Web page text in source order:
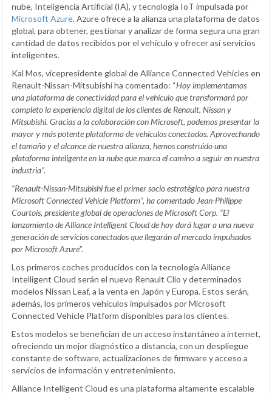
nube, Inteligencia Artificial (IA), y tecnología IoT impulsada por
Microsoft Azure. Azure ofrece a la alianza una plataforma de datos
global, para obtener, gestionar y analizar de forma segura una gran
cantidad de datos recibidos por el vehículo y ofrecer así servicios
inteligentes.
Kal Mos, vicepresidente global de Alliance Connected Vehicles en
Renault-Nissan-Mitsubishi ha comentado: “Hoy implementamos
una plataforma de conectividad para el vehículo que transformará por
completo la experiencia digital de los clientes de Renault, Nissan y
Mitsubishi. Gracias a la colaboración con Microsoft, podemos presentar la
mayor y más potente plataforma de vehículos conectados. Aprovechando
el tamaño y el alcance de nuestra alianza, hemos construido una
plataforma inteligente en la nube que marca el camino a seguir en nuestra
industria”.
“Renault-Nissan-Mitsubishi fue el primer socio estratégico para nuestra
Microsoft Connected Vehicle Platform”, ha comentado Jean-Philippe
Courtois, presidente global de operaciones de Microsoft Corp. “El
lanzamiento de Alliance Intelligent Cloud de hoy dará lugar a una nueva
generación de servicios conectados que llegarán al mercado impulsados
por Microsoft Azure”.
Los primeros coches producidos con la tecnología Alliance
Intelligent Cloud serán el nuevo Renault Clio y determinados
modelos Nissan Leaf, a la venta en Japón y Europa. Estos serán,
además, los primeros vehículos impulsados por Microsoft
Connected Vehicle Platform disponibles para los clientes.
Estos modelos se benefician de un acceso instantáneo a internet,
ofreciendo un mejor diagnóstico a distancia, con un despliegue
constante de software, actualizaciones de firmware y acceso a
servicios de información y entretenimiento.
Alliance Intelligent Cloud es una plataforma altamente escalable